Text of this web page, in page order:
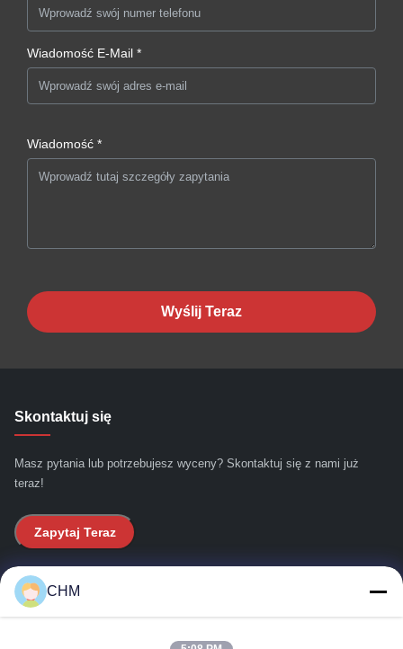
Wiadomość E-Mail *
Wiadomość *
Wyślij Teraz
Skontaktuj się
Masz pytania lub potrzebujesz wyceny? Skontaktuj się z nami już
teraz!
Zapytaj Teraz
Szybkie linki
CHM